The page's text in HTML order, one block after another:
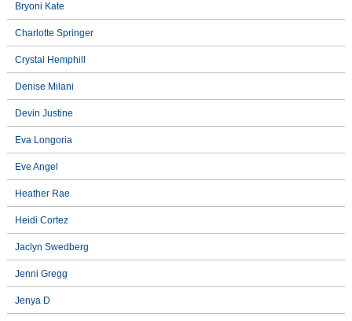
Bryoni Kate
Charlotte Springer
Crystal Hemphill
Denise Milani
Devin Justine
Eva Longoria
Eve Angel
Heather Rae
Heidi Cortez
Jaclyn Swedberg
Jenni Gregg
Jenya D